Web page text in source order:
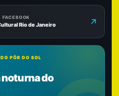
FACEBOOK
Rio de Janeiro
PÔR DO SOL
noturna do